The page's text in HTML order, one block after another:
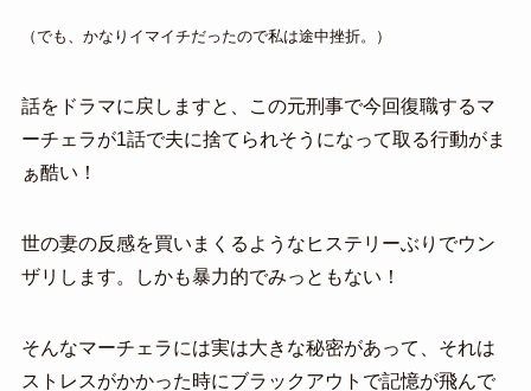
（でも、かなりイマイチだったので私は途中挫折。）
話をドラマに戻しますと、この元刑事で今回復職するマ
ーチェラが1話で夫に捨てられそうになって取る行動がま
ぁ酷い！
世の妻の反感を買いまくるようなヒステリーぶりでウン
ザリします。しかも暴力的でみっともない！
そんなマーチェラには実は大きな秘密があって、それは
ストレスがかかった時にブラックアウトで記憶が飛んで